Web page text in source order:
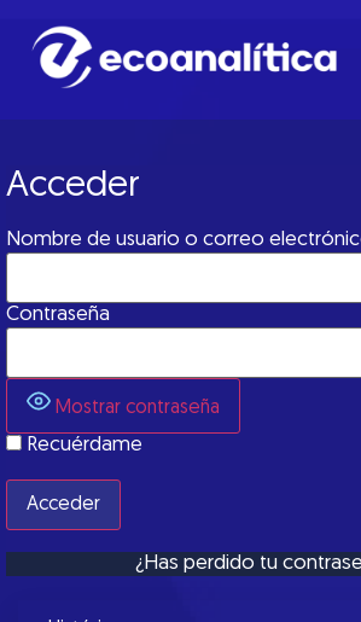
Acceder
Nombre de usuario o correo
Contraseña
Mostrar contraseña
Recuérdame
¿Has perdido tu